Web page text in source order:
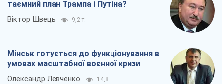
таємний план Трампа і Путіна?
Віктор Швець 9,2 т.
Мінськ готується до функціонування в
умовах масштабної воєнної кризи
Олександр Левченко 14,8 т.